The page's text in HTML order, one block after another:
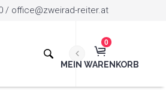
/ office@zweirad-reiter.at
0
MEIN WARENKORB